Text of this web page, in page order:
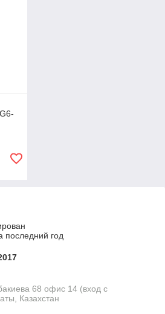
последний год
68 офис 14 (вход с
Казахстан